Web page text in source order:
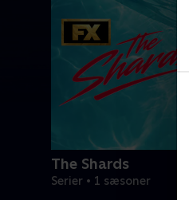
The Shards
Serier • 1 sæsoner